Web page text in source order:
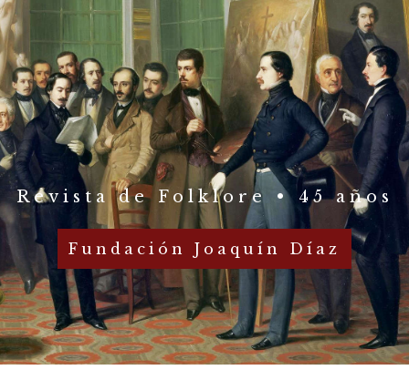
Revista de Folklore • 45 años
Fundación Joaquín Díaz